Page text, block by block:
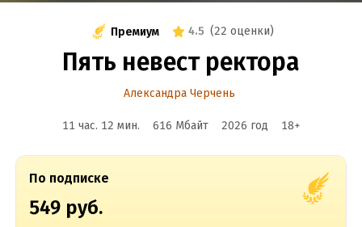
Премиум 4.5 (22 оценки)
Пять невест ректора
Александра Черчень
11 час. 12 мин. 616 Мбайт 2026 год 18+
По подписке
549 руб.